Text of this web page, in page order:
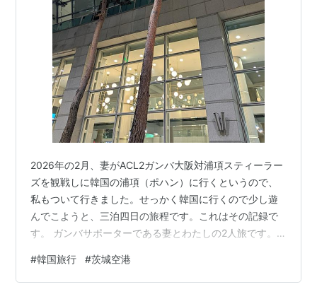
2026年の2月、妻がACL2ガンバ大阪対浦項スティーラー
ズを観戦しに韓国の浦項（ポハン）に行くというので、
私もついて行きました。せっかく韓国に行くので少し遊
んでこようと、三泊四日の旅程です。これはその記録で
す。 ​ガンバサポーターである妻とわたしの2人旅です。
り。 ​2月11日 茨城空港→仁川国際空港→ソウル永登浦 2
月12日 永登浦→ソウル駅→浦項駅→試合 2月13日 浦項観
#韓国旅行 #茨城空港